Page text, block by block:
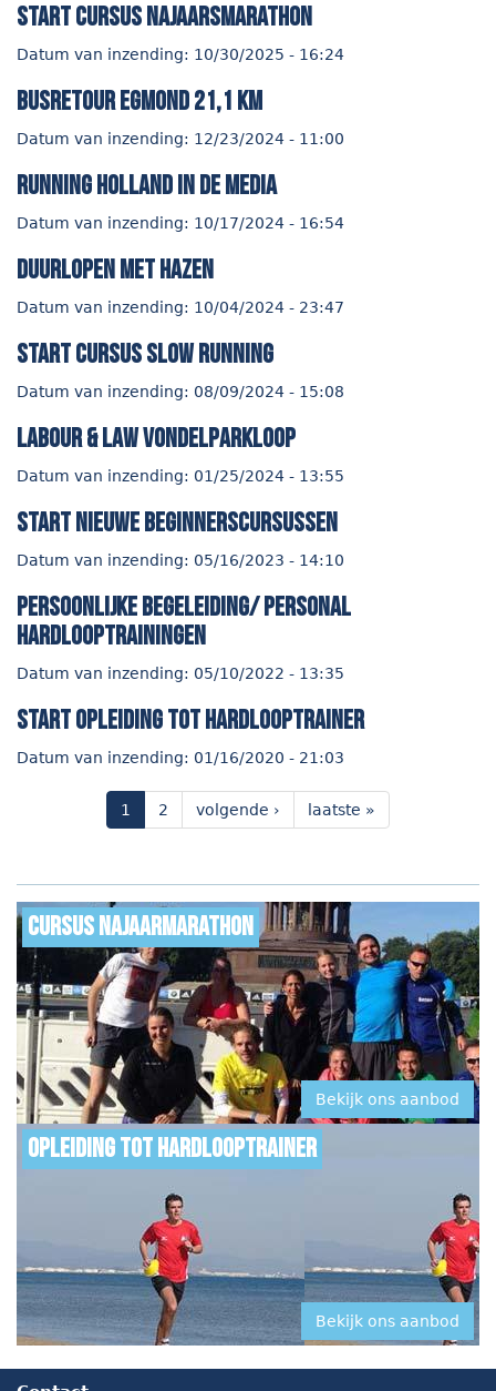
start cursus najaarsmarathon
Datum van inzending: 10/30/2025 - 16:24
Busretour Egmond 21,1 km
Datum van inzending: 12/23/2024 - 11:00
Running Holland in de media
Datum van inzending: 10/17/2024 - 16:54
duurlopen met hazen
Datum van inzending: 10/04/2024 - 23:47
start cursus Slow Running
Datum van inzending: 08/09/2024 - 15:08
Labour & Law Vondelparkloop
Datum van inzending: 01/25/2024 - 13:55
start nieuwe beginnerscursussen
Datum van inzending: 05/16/2023 - 14:10
persoonlijke begeleiding/ personal
hardlooptrainingen
Datum van inzending: 05/10/2022 - 13:35
start opleiding tot hardlooptrainer
Datum van inzending: 01/16/2020 - 21:03
1 2 volgende › laatste »
Cursus najaarmarathon
Bekijk ons aanbod
Opleiding tot hardlooptrainer
Bekijk ons aanbod